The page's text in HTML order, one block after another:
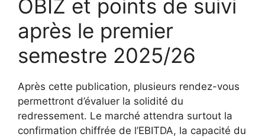
OBIZ et points de suivi
après le premier
semestre 2025/26
Après cette publication, plusieurs rendez-vous
permettront d’évaluer la solidité du
redressement. Le marché attendra surtout la
confirmation chiffrée de l’EBITDA, la capacité du